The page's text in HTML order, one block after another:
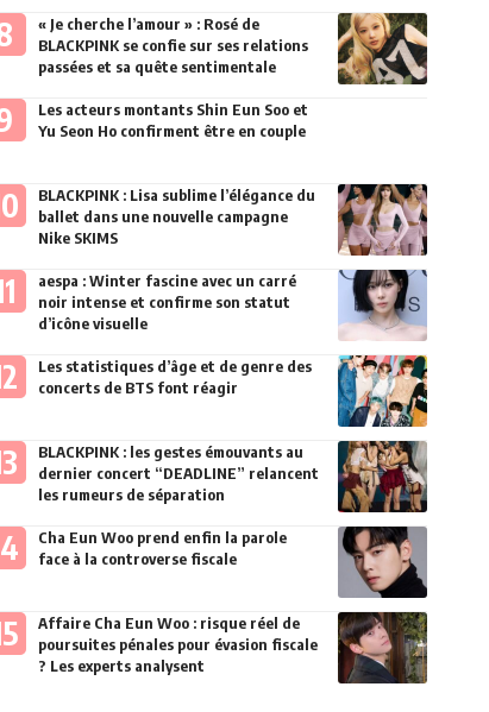
« Je cherche l’amour » : Rosé de
BLACKPINK se confie sur ses relations
passées et sa quête sentimentale
Les acteurs montants Shin Eun Soo et
Yu Seon Ho confirment être en couple
BLACKPINK : Lisa sublime l’élégance du
ballet dans une nouvelle campagne
Nike SKIMS
aespa : Winter fascine avec un carré
noir intense et confirme son statut
d’icône visuelle
Les statistiques d’âge et de genre des
concerts de BTS font réagir
BLACKPINK : les gestes émouvants au
dernier concert “DEADLINE” relancent
les rumeurs de séparation
Cha Eun Woo prend enfin la parole
face à la controverse fiscale
Affaire Cha Eun Woo : risque réel de
poursuites pénales pour évasion fiscale
? Les experts analysent